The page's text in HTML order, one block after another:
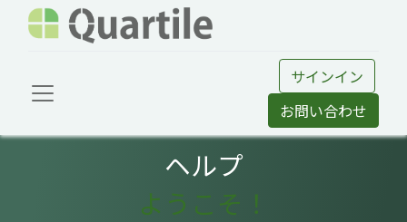
サインイン
お問い合わせ
ヘルプ
ようこそ！